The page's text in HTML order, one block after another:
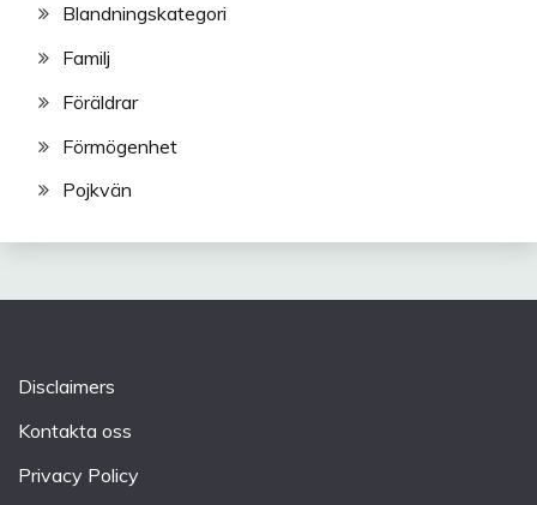
Blandningskategori
Familj
Föräldrar
Förmögenhet
Pojkvän
Disclaimers
Kontakta oss
Privacy Policy